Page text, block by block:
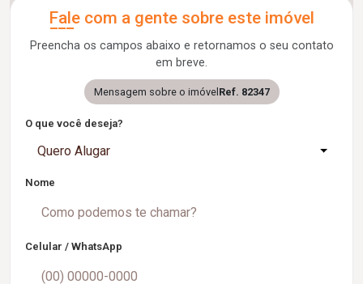
Fale com a gente sobre este imóvel
Preencha os campos abaixo e retornamos o seu contato
em breve.
Mensagem sobre o imóvelRef. 82347
O que você deseja?
Quero Alugar
Nome
Celular / WhatsApp